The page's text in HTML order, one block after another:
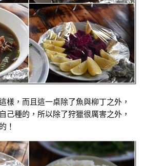
樣，而且這一桌除了魚與柳丁之外，
己種的，所以除了狩獵很厲害之外，
！